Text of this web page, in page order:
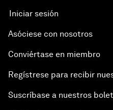
Iniciar sesión
Asóciese con nosotros
Conviértase en miembro
Regístrese para recibir
Suscríbase a nuestros